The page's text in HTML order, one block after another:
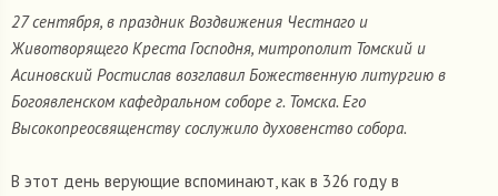
27 сентября, в праздник Воздвижения Честнаго и
Животворящего Креста Господня, митрополит Томский и
Асиновский Ростислав возглавил Божественную литургию в
Богоявленском кафедральном соборе г. Томска. Его
Высокопреосвященству сослужило духовенство собора.
В этот день верующие вспоминают, как в 326 году в